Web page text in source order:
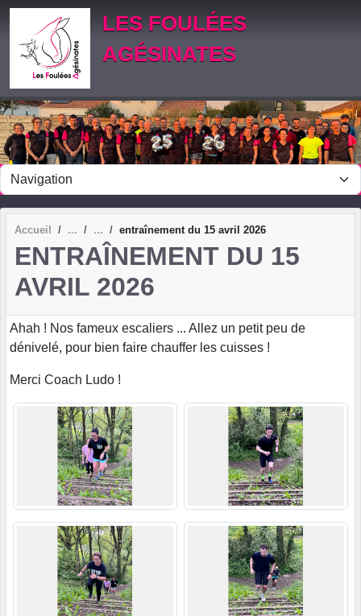
LES FOULÉES
AGÉSINATES
Accueil entraînement du 15 avril 2026
ENTRAÎNEMENT DU 15
AVRIL 2026
Ahah ! Nos fameux escaliers ... Allez un petit peu de
dénivelé, pour bien faire chauffer les cuisses !
Merci Coach Ludo !
Panneau de gestion des cookies